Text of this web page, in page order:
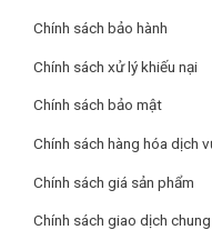
– Nhac.vn
– Netflix
– FPT Play
Công nghệ hình ảnh
hiện đầy đủ chi tiết của
dụng công nghệ
Chính sách bảo hành
Chính sách xử lý khiếu nại
Chính sách bảo mật
Chính sách hàng hóa dịch
Chính sách giá sản phẩm
Chính sách giao dịch chung